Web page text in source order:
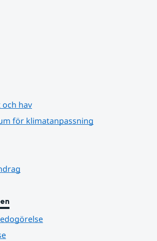
och hav
för klimatanpassning